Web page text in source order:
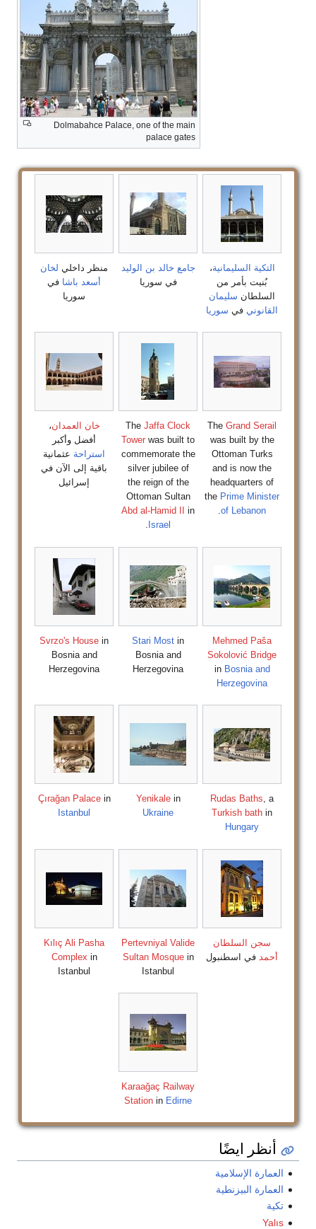
Dolmabahce Palace, one of the main
palace gates
التكية السليمانية،
بُنيت بأمر من
السلطان سليمان
القانوني في سوريا
جامع خالد بن الوليد
في سوريا
منظر داخلي لخان
أسعد باشا في
سوريا
The Grand Serail
was built by the
Ottoman Turks
and is now the
headquarters of
the Prime Minister
of Lebanon
.
The Jaffa Clock
Tower was built to
commemorate the
silver jubilee of
the reign of the
Ottoman Sultan
Abd al-Hamid II
in
Israel
.
خان العمدان،
أفضل وأكبر
استراحة عثمانية
باقية إلى الآن في
إسرائيل
Mehmed Paša
Sokolović Bridge
in Bosnia and
Herzegovina
Stari Most in
Bosnia and
Herzegovina
Svrzo's House in
Bosnia and
Herzegovina
Rudas Baths, a
Turkish bath in
Hungary
Yenikalein
Ukraine
Çırağan Palacein
Istanbul
سجن السلطان
أحمد في اسطنبول
Pertevniyal Valide
Sultan Mosquein
Istanbul
Kılıç Ali Pasha
Complex in
Istanbul
Karaağaç Railway
Station in Edirne
أنظر ايضًا
العمارة الإسلامية
العمارة البيزنطية
تكية
Yalıs